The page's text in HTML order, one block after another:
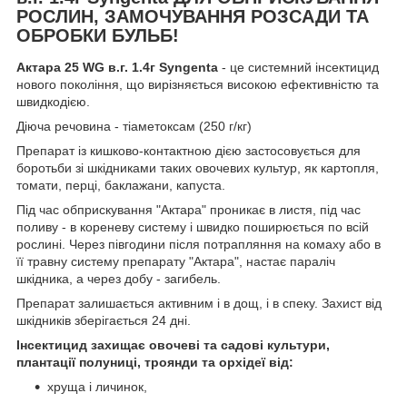
РОСЛИН, ЗАМОЧУВАННЯ РОЗСАДИ ТА
ОБРОБКИ БУЛЬБ!
Актара 25 WG в.г. 1.4г Syngenta - це системний інсектицид
нового покоління, що вирізняється високою ефективністю та
швидкодією.
Діюча речовина - тіаметоксам (250 г/кг)
Препарат із кишково-контактною дією застосовується для
боротьби зі шкідниками таких овочевих культур, як картопля,
томати, перці, баклажани, капуста.
Під час обприскування "Актара" проникає в листя, під час
поливу - в кореневу систему і швидко поширюється по всій
рослині. Через півгодини після потрапляння на комаху або в
її травну систему препарату "Актара", настає параліч
шкідника, а через добу - загибель.
Препарат залишається активним і в дощ, і в спеку. Захист від
шкідників зберігається 24 дні.
Інсектицид захищає овочеві та садові культури,
плантації полуниці, троянди та орхідеї від:
хруща і личинок,